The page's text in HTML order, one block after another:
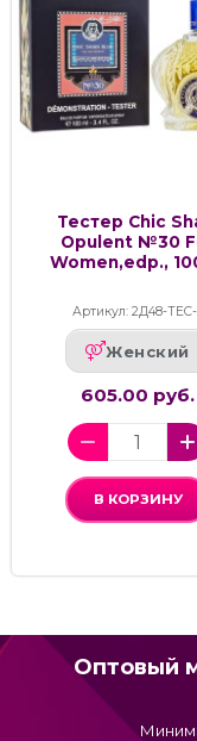
Тестер Chic
Opulent №30
Women,edp.,
Артикул: 2Д48-
Женский
605.00 руб.
В КОРЗИНУ
Оптовый